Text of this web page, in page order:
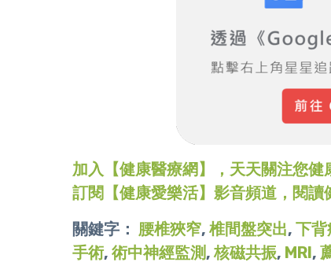
加入【健康醫療網】，天天關注您
訂閱【健康愛樂活】影音頻道，閱讀
關鍵字： 腰椎狹窄, 椎間盤突出, 下背
手術, 術中神經監測, 核磁共振, MRI,